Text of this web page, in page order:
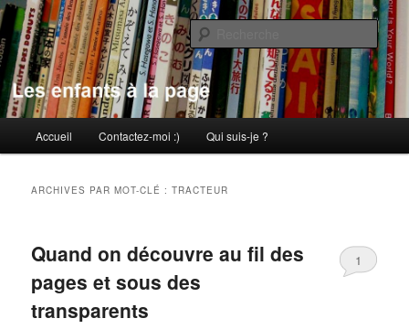
Aller
au
contenu
principal
Aller
au
contenu
secondaireLes enfants à la page
principal
Accueil Contactez-moi :) Qui suis-je ?
ARCHIVES PAR MOT-CLÉ :TRACTEUR
Quand on découvre au fil des
pages et sous des
transparents
1